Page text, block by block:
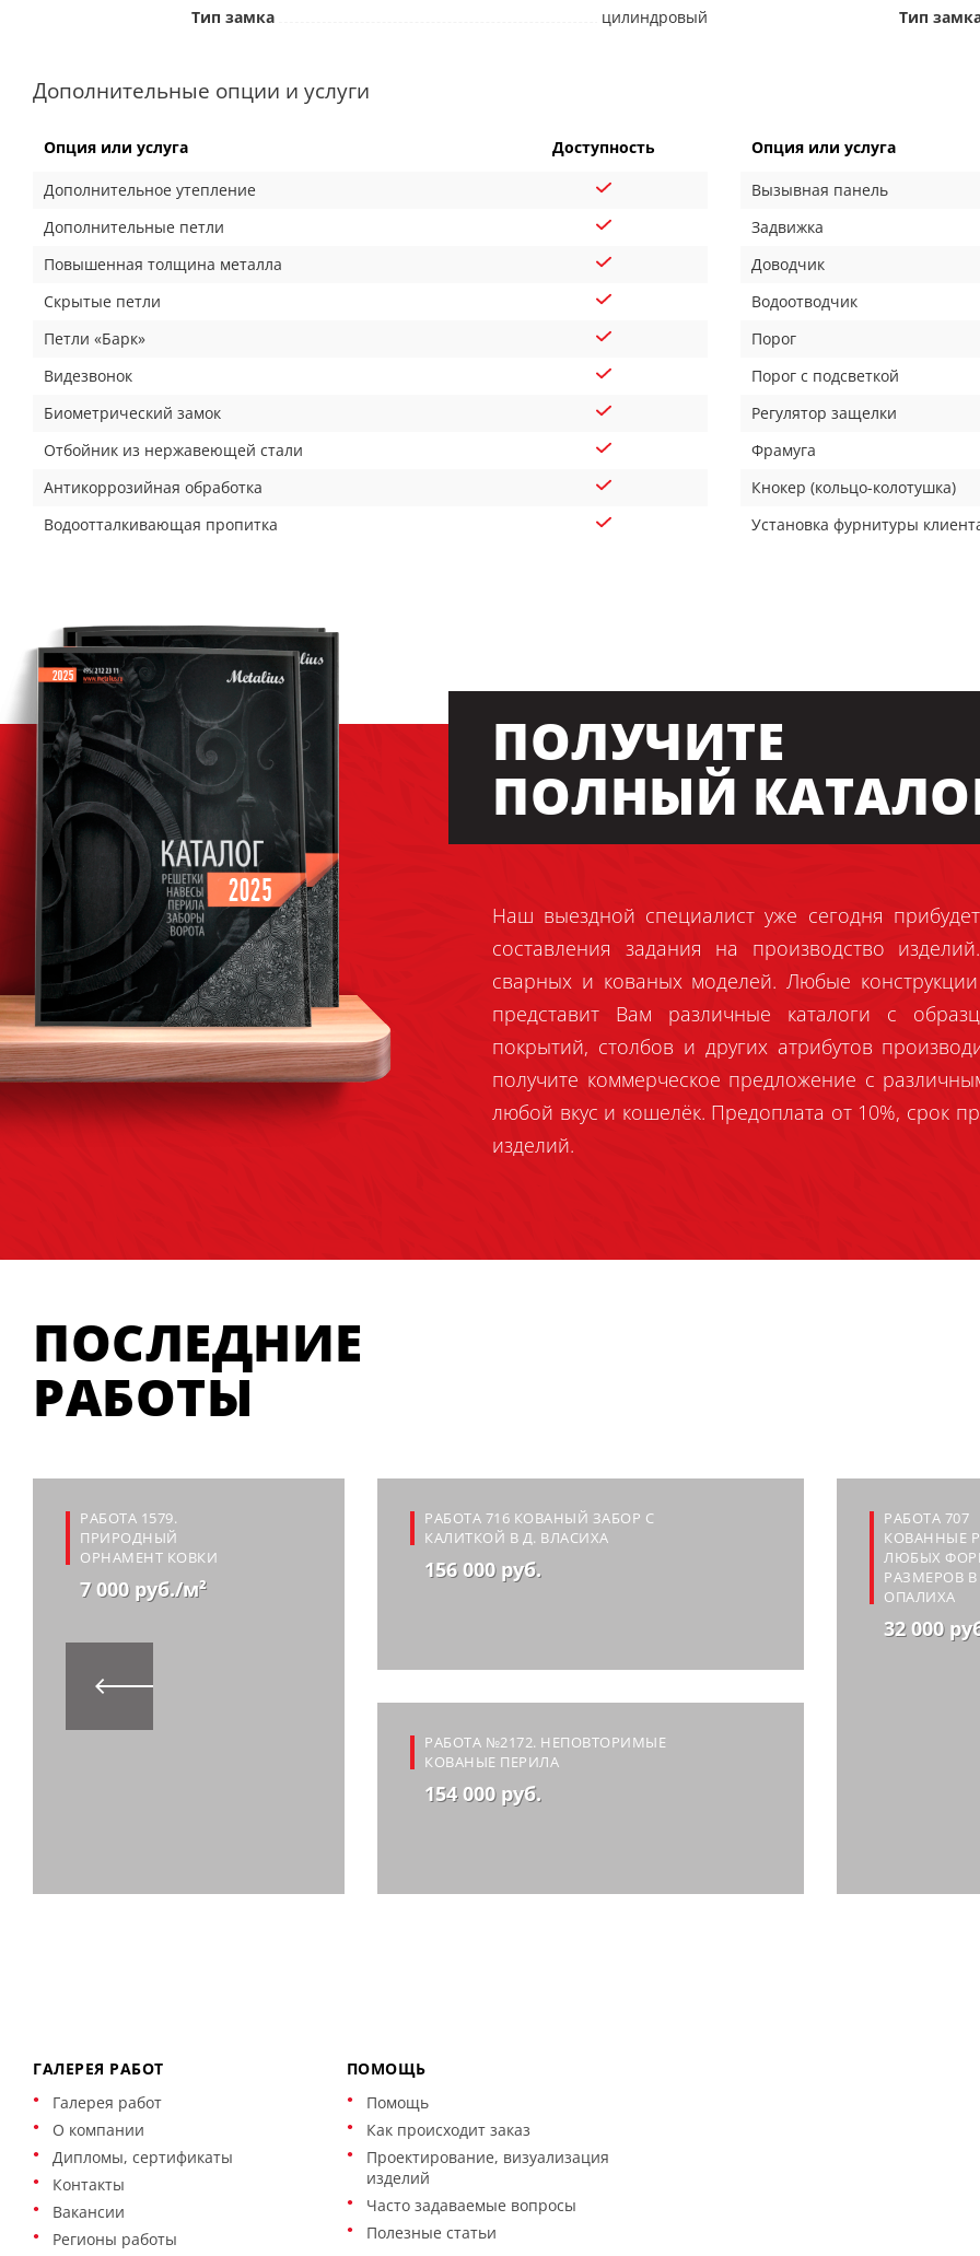
Тип замка
цилиндровый
Тип
Дополнительные опции и услуги
Опция или услуга Доступность
Дополнительное утепление
Дополнительные петли
Повышенная толщина металла
Скрытые петли
Петли «Барк»
Видезвонок
Биометрический замок
Отбойник из нержавеющей стали
Антикоррозийная обработка
Водоотталкивающая пропитка
Опция или услуга
Вызывная панель
Задвижка
Доводчик
Водоотводчик
Порог
Порог с подсветкой
Регулятор защелки
Фрамуга
Кнокер (кольцо-колотушка)
Установка фурнитуры
ПОЛУЧИТЕ
ПОЛНЫЙ
Наш выездной специалист уже сегодня
составления задания на производство
сварных и кованых моделей. Любые
представит Вам различные каталоги с
покрытий, столбов и других атрибутов
получите коммерческое предложение с
любой вкус и кошелёк. Предоплата от 10%, срок
изделий.
ПОСЛЕДНИЕ
РАБОТЫ
РАБОТА 1579.
ПРИРОДНЫЙ
ОРНАМЕНТ КОВКИ
7 000 руб./м²
РАБОТА 716 КОВАНЫЙ ЗАБОР С
КАЛИТКОЙ В Д. ВЛАСИХА
156 000 руб.
РАБОТА №2172. НЕПОВТОРИМЫЕ
КОВАНЫЕ ПЕРИЛА
154 000 руб.
РАБОТА 707
КОВАННЫЕ
ЛЮБЫХ
РАЗМЕРОВ В
ОПАЛИХА
32 000
ГАЛЕРЕЯ РАБОТ
Галерея работ
О компании
Дипломы, сертификаты
Контакты
Вакансии
Регионы работы
ПОМОЩЬ
Помощь
Как происходит заказ
Проектирование, визуализация
изделий
Часто задаваемые вопросы
Полезные статьи